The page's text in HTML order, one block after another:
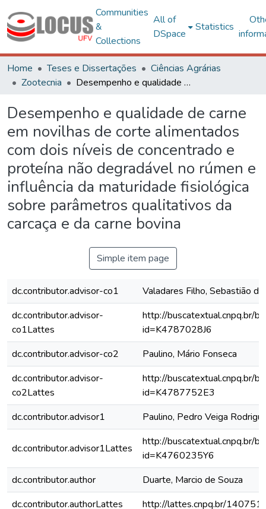
Communities
&
Collections
All of
DSpace
Statistics
Home Teses e Dissertações
Ciências Agrárias
Zootecnia
Desempenho e qualidade de carne em novilhas de corte alimentados com dois níveis de concentrado e proteína não degradável no rúmen e influência da maturidade fisiológica sobre parâmetros qualitativos da carcaça e da carne bovina
Desempenho e qualidade de carne
em novilhas de corte alimentados
com dois níveis de concentrado e
proteína não degradável no rúmen e
influência da maturidade fisiológica
sobre parâmetros qualitativos da
carcaça e da carne bovina
Simple item page
dc.contributor.advisor-co1
Valadares Filho, Sebastião
dc.contributor.advisor-
co1Lattes
http://buscatextual.cnpq.br/
id=K4787028J6
dc.contributor.advisor-co2
Paulino, Mário Fonseca
dc.contributor.advisor-
co2Lattes
http://buscatextual.cnpq.br/
id=K4787752E3
dc.contributor.advisor1
Paulino, Pedro Veiga
dc.contributor.advisor1Lattes
http://buscatextual.cnpq.br/
id=K4760235Y6
dc.contributor.author
Duarte, Marcio de Souza
dc.contributor.authorLattes
http://lattes.cnpq.br/